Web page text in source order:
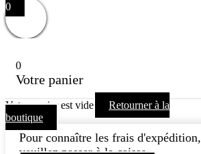
0
0
Votre panier
Votre panier est vide
Retourner à la
boutique
Pour connaître les frais d'expédition,